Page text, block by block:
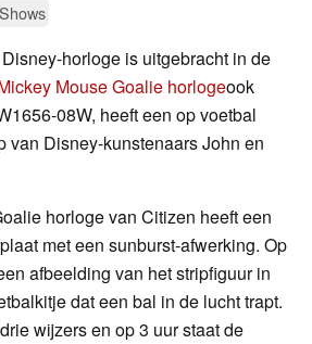
horloge is uitgebracht in de
Mouse Goalie horlogeook
08W, heeft een op voetbal
van Disney-kunstenaars John en
horloge van Citizen heeft een
met een sunburst-afwerking. Op
afbeelding van het stripfiguur in
dat een bal in de lucht trapt.
wijzers en op 3 uur staat de